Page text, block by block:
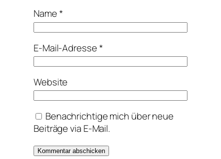
Name*
E-Mail-Adresse*
Website
Benachrichtige mich über neue
Beiträge via E-Mail.